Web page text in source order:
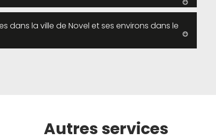
la ville de Novel et ses environs dans le
Autres services